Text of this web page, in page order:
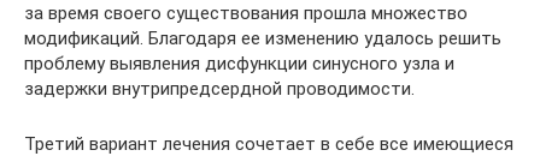
за время своего существования прошла множество
модификаций. Благодаря ее изменению удалось решить
проблему выявления дисфункции синусного узла и
задержки внутрипредсердной проводимости.
Третий вариант лечения сочетает в себе все имеющиеся